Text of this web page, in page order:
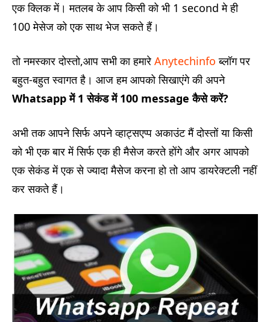
एक क्लिक में। मतलब के आप किसी को भी 1 second मे ही
100 मेसेज को एक साथ भेज सकते हैं।
तो नमस्कार दोस्तो,आप सभी का हमारे Anytechinfo ब्लॉग पर
बहुत-बहुत स्वागत है। आज हम आपको सिखाएंगे की अपने
Whatsapp में 1 सेकंड में 100 message कैसे करें?
अभी तक आपने सिर्फ अपने व्हाट्सएप्प अकाउंट मैं दोस्तों या किसी
को भी एक बार में सिर्फ एक ही मैसेज करते होंगे और अगर आपको
एक सेकंड में एक से ज्यादा मैसेज करना हो तो आप डायरेक्टली नहीं
कर सकते हैं।